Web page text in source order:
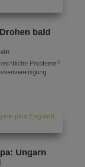
bald
Probleme?
Ungarn